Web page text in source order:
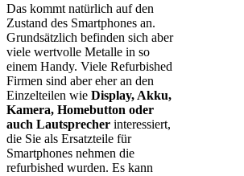
Das kommt natürlich auf den
Zustand des Smartphones an.
Grundsätzlich befinden sich aber
viele wertvolle Metalle in so
einem Handy. Viele Refurbished
Firmen sind aber eher an den
Einzelteilen wie Display, Akku,
Kamera, Homebutton oder
auch Lautsprecher interessiert,
die Sie als Ersatzteile für
Smartphones nehmen die
refurbished wurden. Es kann